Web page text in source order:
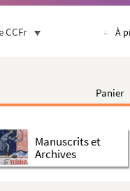
CCFr À
Panier
Manuscrits et
Archives